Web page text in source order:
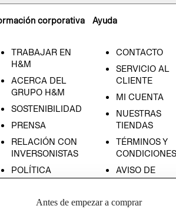
corporativa
TRABAJAR EN
H&M
ACERCA DEL
GRUPO H&M
SOSTENIBILIDAD
PRENSA
RELACIÓN CON
INVERSONISTAS
POLÍTICA
EMPRESARIAL
Ayuda
CONTACTO
SERVICIO AL
CLIENTE
MI CUENTA
NUESTRAS
TIENDAS
TÉRMINOS Y
CONDICIONES
AVISO DE
PRIVACIDAD
Antes de empezar a comprar